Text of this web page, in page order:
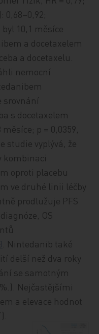
0,68–0,92;
byl 10,1 měsíce
a docetaxelem
a docetaxelu.
nemocní
srovnání
s docetaxelem
měsíce; p = 0,0359,
studie vyplývá, že
kombinaci
oproti placebu
ve druhé linii léčby
prodlužuje PFS
OS
. Nintedanib také
delší než dva roky
se samotným
Nejčastějšími
a elevace hodnot